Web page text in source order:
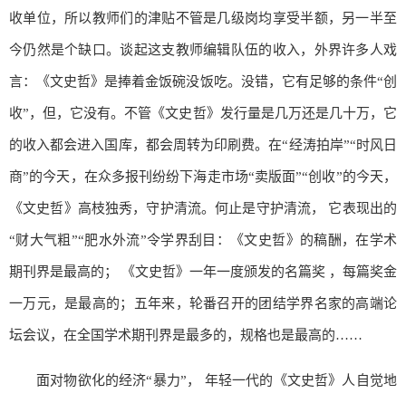
收单位，所以教师们的津贴不管是几级岗均享受半额，另一半至
今仍然是个缺口。谈起这支教师编辑队伍的收入，外界许多人戏
言：《文史哲》是捧着金饭碗没饭吃。没错，它有足够的条件“创
收”，但，它没有。不管《文史哲》发行量是几万还是几十万，它
的收入都会进入国库，都会周转为印刷费。在“经涛拍岸”“时风日
商”的今天，在众多报刊纷纷下海走市场“卖版面”“创收”的今天，
《文史哲》高枝独秀，守护清流。何止是守护清流， 它表现出的
“财大气粗”“肥水外流”令学界刮目：《文史哲》的稿酬，在学术
期刊界是最高的； 《文史哲》一年一度颁发的名篇奖 ，每篇奖金
一万元，是最高的；五年来，轮番召开的团结学界名家的高端论
坛会议，在全国学术期刊界是最多的，规格也是最高的……
面对物欲化的经济“暴力”， 年轻一代的《文史哲》人自觉地